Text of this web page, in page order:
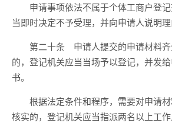
申请事项依法不属于个体工商户登记
当即时决定不予受理，并向申请人说明理
第二十条 申请人提交的申请材料齐
的，登记机关应当当场予以登记，并发
书。
根据法定条件和程序，需要对申请材
核实的，登记机关应当指派两名以上工